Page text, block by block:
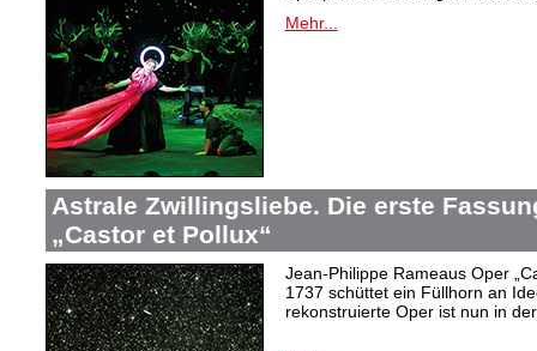
Mehr...
Astrale Zwillingsliebe. Die erste
„Castor et Pollux“
Jean-Philippe Rameaus Oper
1737 schüttet ein Füllhorn an
rekonstruierte Oper ist nun in